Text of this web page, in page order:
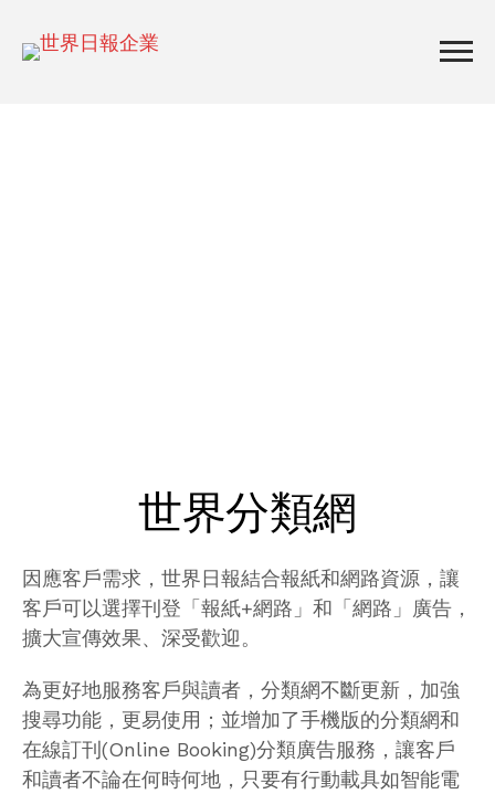
世界分類網
因應客戶需求，世界日報結合報紙和網路資源，讓
客戶可以選擇刊登「報紙+網路」和「網路」廣告，
擴大宣傳效果、深受歡迎。
為更好地服務客戶與讀者，分類網不斷更新，加強
搜尋功能，更易使用；並增加了手機版的分類網和
在線訂刊(Online Booking)分類廣告服務，讓客戶
和讀者不論在何時何地，只要有行動載具如智能電